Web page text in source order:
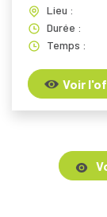
Lieu :
Durée :
Temps :
Voir